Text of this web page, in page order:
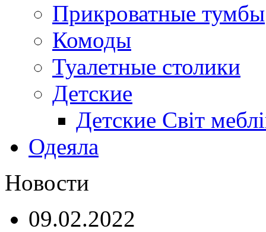
Прикроватные тумбы
Комоды
Туалетные столики
Детские
Детские Світ
Одеяла
Новости
09.02.2022